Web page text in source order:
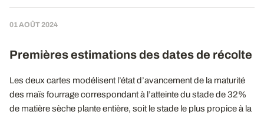
01 AOÛT 2024
Premières estimations des dates de récolte
Les deux cartes modélisent l’état d’avancement de la maturité
des maïs fourrage correspondant à l’atteinte du stade de 32%
de matière sèche plante entière, soit le stade le plus propice à la